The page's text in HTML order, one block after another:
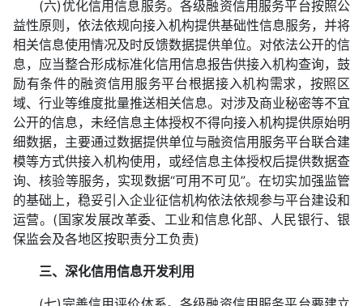
(六)优化信用信息服务。各级融资信用服务平台按照公
益性原则，依法依规向接入机构提供基础性信息服务，并将
相关信息使用情况及时反馈数据提供单位。对依法公开的信
息，应当整合形成标准化信用信息报告供接入机构查询，鼓
励有条件的融资信用服务平台根据接入机构需求，按照区
域、行业等维度批量推送相关信息。对涉及商业秘密等不宜
公开的信息，未经信息主体授权不得向接入机构提供原始明
细数据，主要通过数据提供单位与融资信用服务平台联合建
模等方式供接入机构使用，或经信息主体授权后提供数据查
询、核验等服务，实现数据“可用不可见”。在切实加强监管
的基础上，稳妥引入企业征信机构依法依规参与平台建设和
运营。(国家发展改革委、工业和信息化部、人民银行、银
保监会及各地区按职责分工负责)
三、深化信用信息开发利用